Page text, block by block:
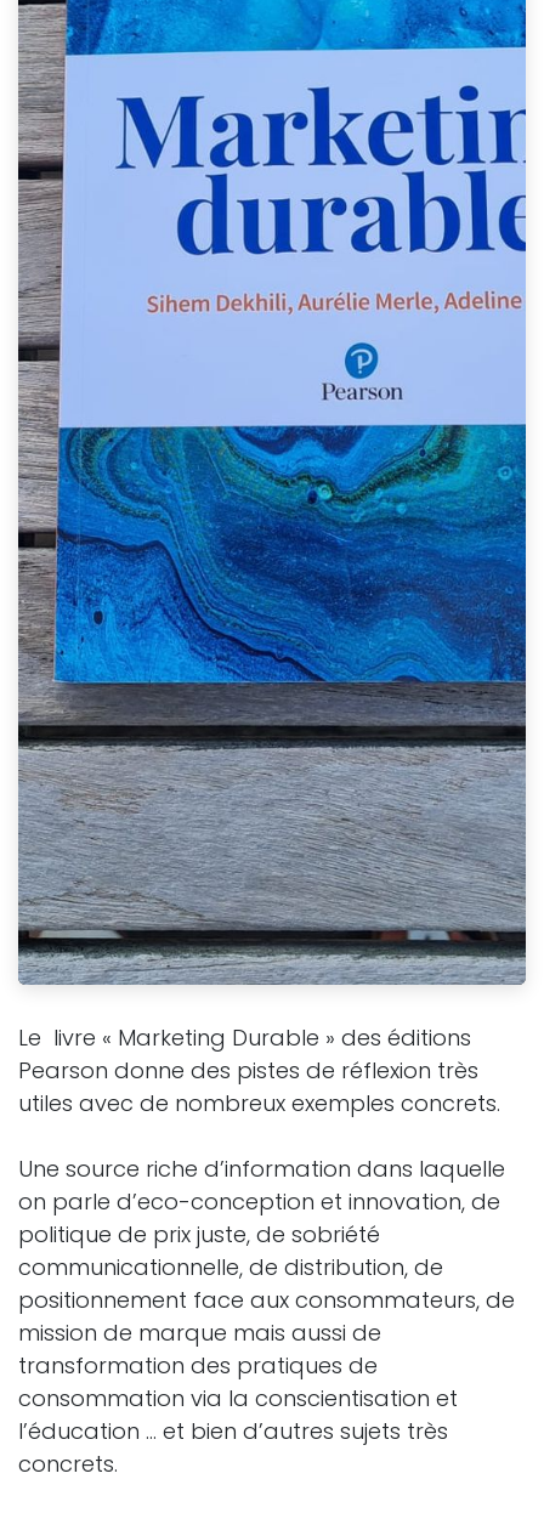
Le livre « Marketing Durable » des éditions
Pearson donne des pistes de réflexion très
utiles avec de nombreux exemples concrets.
Une source riche d’information dans laquelle
on parle d’eco-conception et innovation, de
politique de prix juste, de sobriété
communicationnelle, de distribution, de
positionnement face aux consommateurs, de
mission de marque mais aussi de
transformation des pratiques de
consommation via la conscientisation et
l’éducation … et bien d’autres sujets très
concrets.